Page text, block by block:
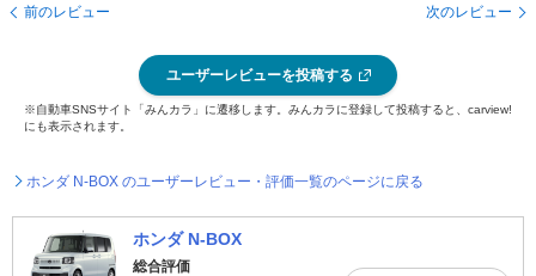
前のレビュー 次のレビュー
ユーザーレビューを投稿する
※自動車SNSサイト「みんカラ」に遷移します。みんカラに登録して投稿すると、carview!
にも表示されます。
ホンダ N-BOX のユーザーレビュー・評価一覧のページに戻る
ホンダ N-BOX
総合評価